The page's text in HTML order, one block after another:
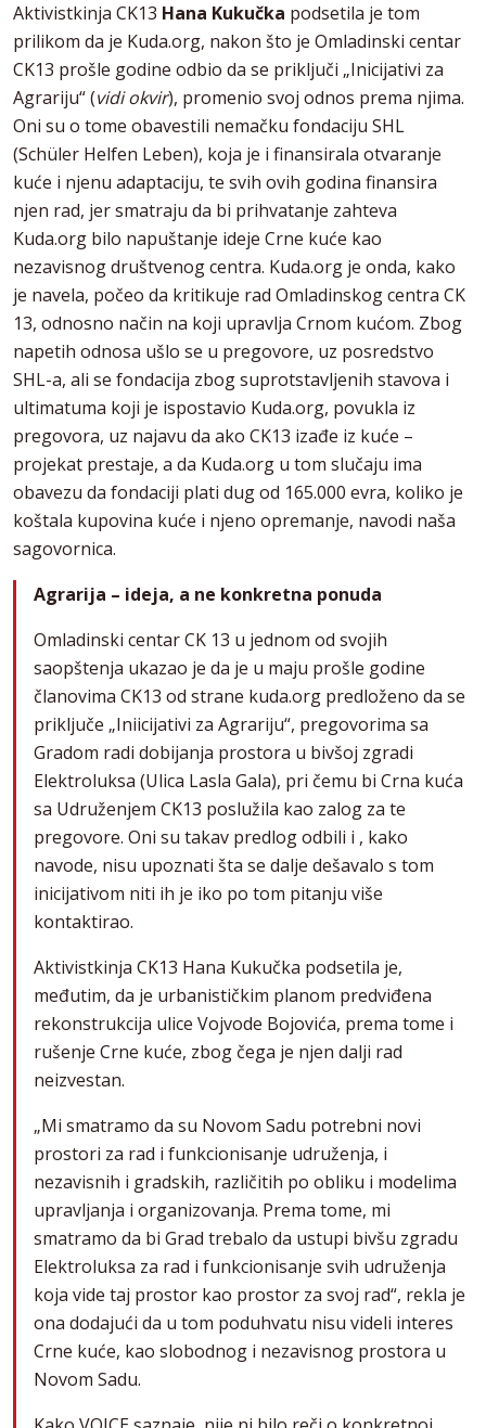
Aktivistkinja CK13 Hana Kukučka podsetila je tom
prilikom da je Kuda.org, nakon što je Omladinski centar
CK13 prošle godine odbio da se priključi „Inicijativi za
Agrariju“ (vidi okvir), promenio svoj odnos prema njima.
Oni su o tome obavestili nemačku fondaciju SHL
(Schüler Helfen Leben), koja je i finansirala otvaranje
kuće i njenu adaptaciju, te svih ovih godina finansira
njen rad, jer smatraju da bi prihvatanje zahteva
Kuda.org bilo napuštanje ideje Crne kuće kao
nezavisnog društvenog centra. Kuda.org je onda, kako
je navela, počeo da kritikuje rad Omladinskog centra CK
13, odnosno način na koji upravlja Crnom kućom. Zbog
napetih odnosa ušlo se u pregovore, uz posredstvo
SHL-a, ali se fondacija zbog suprotstavljenih stavova i
ultimatuma koji je ispostavio Kuda.org, povukla iz
pregovora, uz najavu da ako CK13 izađe iz kuće –
projekat prestaje, a da Kuda.org u tom slučaju ima
obavezu da fondaciji plati dug od 165.000 evra, koliko je
koštala kupovina kuće i njeno opremanje, navodi naša
sagovornica.
Agrarija – ideja, a ne konkretna ponuda
Omladinski centar CK 13 u jednom od svojih
saopštenja ukazao je da je u maju prošle godine
članovima CK13 od strane kuda.org predloženo da se
priključe „Iniicijativi za Agrariju“, pregovorima sa
Gradom radi dobijanja prostora u bivšoj zgradi
Elektroluksa (Ulica Lasla Gala), pri čemu bi Crna kuća
sa Udruženjem CK13 poslužila kao zalog za te
pregovore. Oni su takav predlog odbili i , kako
navode, nisu upoznati šta se dalje dešavalo s tom
inicijativom niti ih je iko po tom pitanju više
kontaktirao.
Aktivistkinja CK13 Hana Kukučka podsetila je,
međutim, da je urbanističkim planom predviđena
rekonstrukcija ulice Vojvode Bojovića, prema tome i
rušenje Crne kuće, zbog čega je njen dalji rad
neizvestan.
„Mi smatramo da su Novom Sadu potrebni novi
prostori za rad i funkcionisanje udruženja, i
nezavisnih i gradskih, različitih po obliku i modelima
upravljanja i organizovanja. Prema tome, mi
smatramo da bi Grad trebalo da ustupi bivšu zgradu
Elektroluksa za rad i funkcionisanje svih udruženja
koja vide taj prostor kao prostor za svoj rad“, rekla je
ona dodajući da u tom poduhvatu nisu videli interes
Crne kuće, kao slobodnog i nezavisnog prostora u
Novom Sadu.